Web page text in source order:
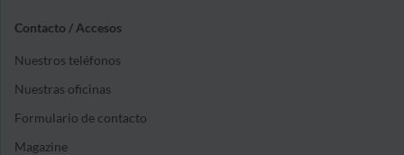
Contacto / Accesos
Nuestros teléfonos
Nuestras oficinas
Formulario de contacto
Magazine